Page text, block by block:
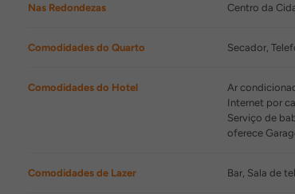
Nas Redondezas Centro da
Comodidades do Quarto Secador,
Comodidades do Hotel
Ar
Internet por
Serviço de
oferece
Comodidades de Lazer Bar, Sala de